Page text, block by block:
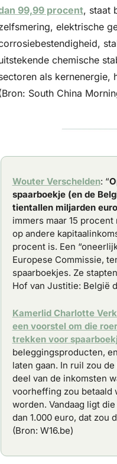
99,99 procent, staat
elektrische
chemische
als kernenergie,
South China
Wouter Verschelden: “
spaarboekje (en de
tientallen miljarden
immers maar 15
op andere
procent is. Een
Europese Commissie,
spaarboekjes. Ze
Hof van Justitie: België
Kamerlid Charlotte
een voorstel om die
trekken voor
beleggingsproducten,
laten gaan. In ruil zou
deel van de inkomsten
voorheffing zou betaald
worden. Vandaag ligt
dan 1.000 euro, dat zou
(Bron: W16.be)